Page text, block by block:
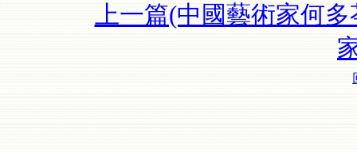
上一篇(中國藝術家何多